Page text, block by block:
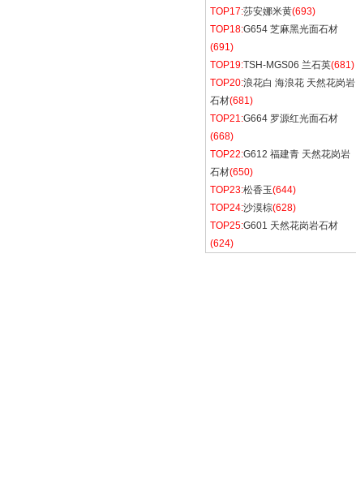
TOP17:莎安娜米黄(693)
TOP18:G654 芝麻黑光面石材
(691)
TOP19:TSH-MGS06 兰石英(681)
TOP20:浪花白 海浪花 天然花岗岩
石材(681)
TOP21:G664 罗源红光面石材
(668)
TOP22:G612 福建青 天然花岗岩
石材(650)
TOP23:松香玉(644)
TOP24:沙漠棕(628)
TOP25:G601 天然花岗岩石材
(624)